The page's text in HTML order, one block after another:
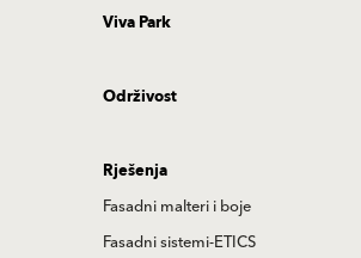
Viva Park
Održivost
Rješenja
Fasadni malteri i boje
Fasadni sistemi-ETICS